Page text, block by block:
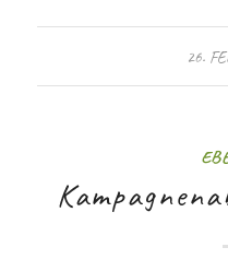
26.